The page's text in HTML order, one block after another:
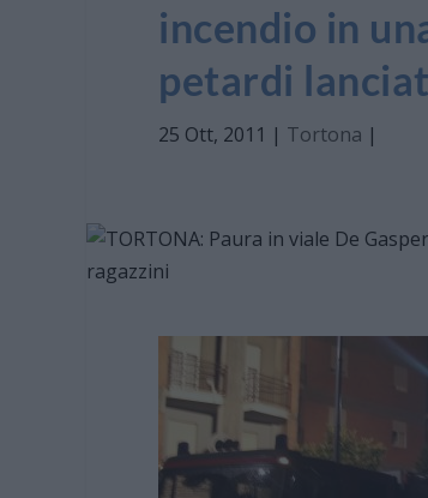
incendio in
petardi
25 Ott, 2011 | Tortona |